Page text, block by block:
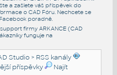
a zašlete váš příspěvek do
o CAD Fóru. Nechcete se
Facebook poradně.
firmy ARKANCE (CAD
funguje na
Studio > RSS kanály
příspěvky
Najít